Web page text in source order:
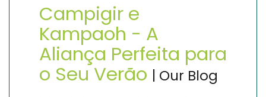
Campigir e
Kampaoh - A
Aliança Perfeita para
o Seu Verão | Our Blog